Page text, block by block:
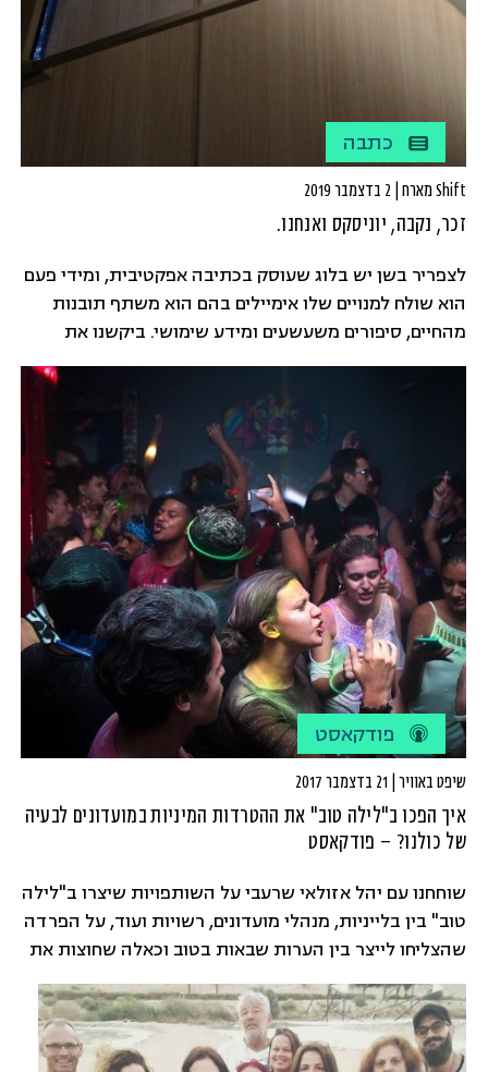
כתבה
Shift מארח | 2 בדצמבר 2019
זכר, נקבה, יוניסקס ואנחנו.
לצפריר בשן יש בלוג שעוסק בכתיבה אפקטיבית, ומידי פעם
הוא שולח למנויים שלו אימיילים בהם הוא משתף תובנות
מהחיים, סיפורים משעשעים ומידע שימושי. ביקשנו את
רשותו לחלוק עם קוראי SHIFT את מה שהיה לו לומר על
כתיבה בלשון זכר, נקבה או יוניסקס, כי אנחנו רואות שזה די
מאתגר כל העניין הזה של לדבר ג'נדר פרינדלי. תקראו, זה
פודקאסט
שיפט באוויר | 21 בדצמבר 2017
איך הפכו ב"לילה טוב" את ההטרדות המיניות במועדונים לבעיה
של כולנו? – פודקאסט
שוחחנו עם יהל אזולאי שרעבי על השותפויות שיצרו ב"לילה
טוב" בין בלייניות, מנהלי מועדונים, רשויות ועוד, על הפרדה
שהצליחו לייצר בין הערות שבאות בטוב וכאלה שחוצות את
הגבול.